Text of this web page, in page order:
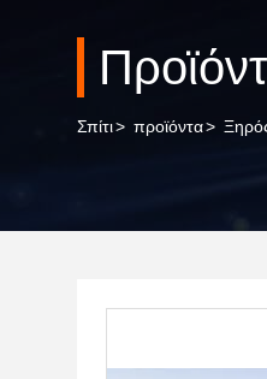
Σπίτι> προϊόντα>